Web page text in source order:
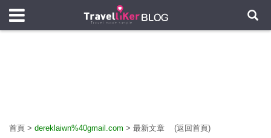
首頁 > dereklaiwn%40gmail.com > 最新文章 (返回首頁)